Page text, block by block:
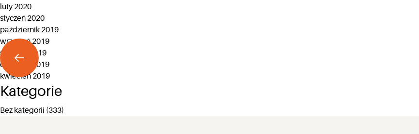
luty 2020
styczeń 2020
październik 2019
wrzesień 2019
sierpień 2019
czerwiec 2019
kwiecień 2019
Kategorie
Bez kategorii (333)